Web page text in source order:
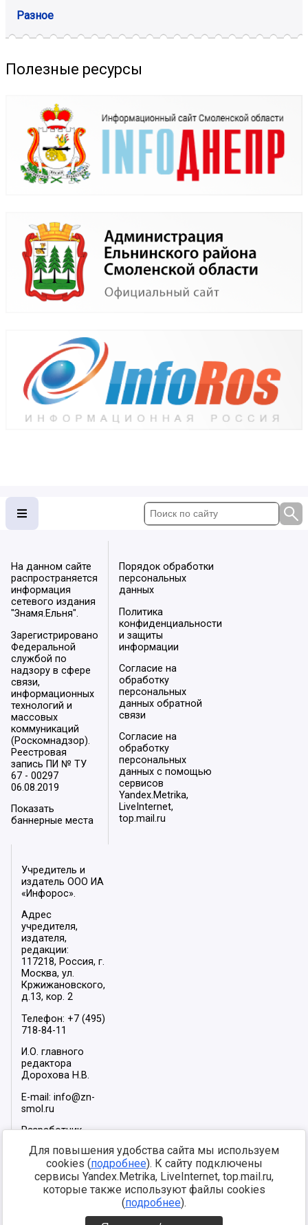
Разное
Полезные ресурсы
На данном сайте
распространяется
информация
сетевого издания
"Знамя.Ельня".
Зарегистрировано
Федеральной
службой по
надзору в сфере
связи,
информационных
технологий и
массовых
коммуникаций
(Роскомнадзор).
Реестровая
запись ПИ № ТУ
67 - 00297
06.08.2019
Показать
баннерные места
Порядок обработки
персональных
данных
Политика
конфиденциальности
и защиты
информации
Согласие на
обработку
персональных
данных обратной
связи
Согласие на
обработку
персональных
данных с помощью
сервисов
Yandex.Metrika,
LiveInternet,
top.mail.ru
Учредитель и
издатель ООО ИА
«Инфорос».
Адрес
учредителя,
издателя,
редакции:
117218, Россия, г.
Москва, ул.
Кржижановского,
д.13, кор. 2
Телефон: +7 (495)
718-84-11
И.О. главного
редактора
Дорохова Н.В.
E-mail: info@zn-
smol.ru
Разработчик
2026
Мы в социальных
сетях:
Для повышения удобства сайта мы используем
cookies (подробнее). К сайту подключены
сервисы Yandex.Metrika, LiveInternet, top.mail.ru,
которые также используют файлы cookies
(подробнее).